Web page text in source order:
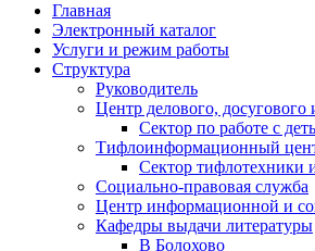
Главная
Электронный каталог
Услуги и режим работы
Структура
Руководитель
Центр делового, досугового
Сектор по работе с
Тифлоинформационный
Сектор тифлотехники
Социально-правовая служба
Центр информационной и
Кафедры выдачи литературы
В Болохово